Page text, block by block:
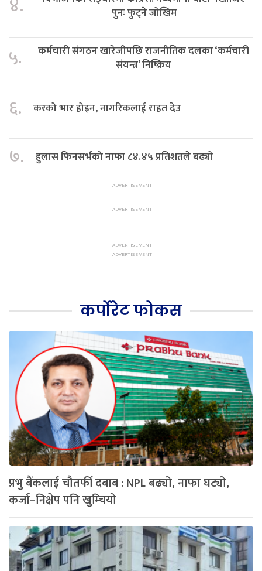
पुनः फुट्ने जोखिम
५.
कर्मचारी संगठन खारेजीपछि राजनीतिक दलका ‘कर्मचारी
संयन्त्र’ निष्क्रिय
६. करको भार होइन, नागरिकलाई राहत देउ
७. हुलास फिनसर्भको नाफा ८४.४५ प्रतिशतले बढ्यो
कर्पोरेट फोकस
प्रभु बैंकलाई चौतर्फी दबाब : NPL बढ्यो, नाफा घट्यो,
कर्जा–निक्षेप पनि खुम्चियो